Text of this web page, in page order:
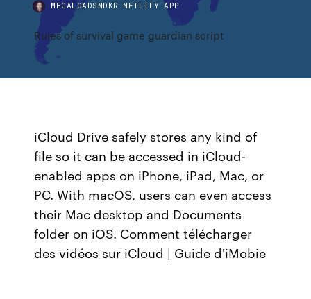
MEGALOADSMDKR.NETLIFY.APP
Rules of survival game guardian script
iCloud Drive safely stores any kind of
file so it can be accessed in iCloud-
enabled apps on iPhone, iPad, Mac, or
PC. With macOS, users can even access
their Mac desktop and Documents
folder on iOS. Comment télécharger
des vidéos sur iCloud | Guide d'iMobie